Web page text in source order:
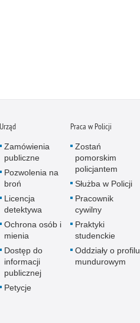
Urząd
Zamówienia
publiczne
Pozwolenia na
broń
Licencja
detektywa
Ochrona osób i
mienia
Dostęp do
informacji
publicznej
Petycje
Praca w Policji
Zostań
pomorskim
policjantem
Służba w Policji
Pracownik
cywilny
Praktyki
studenckie
Oddziały o profilu
mundurowym